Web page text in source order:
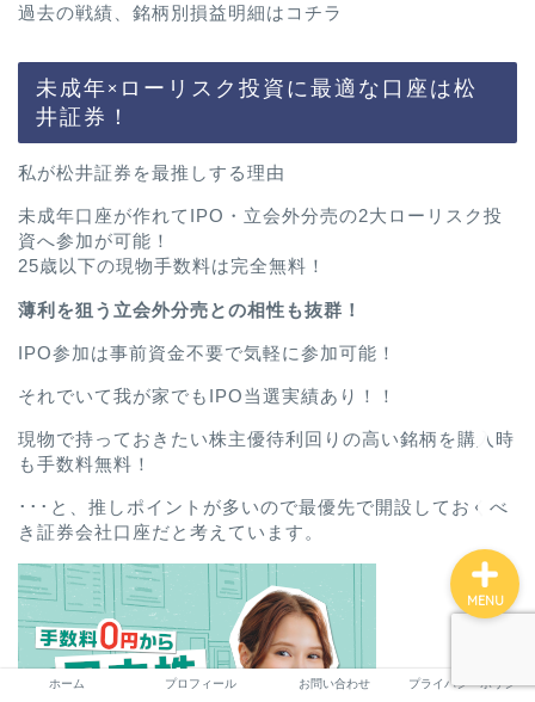
過去の戦績、銘柄別損益明細は コチラ
未成年×ローリスク投資に最適な口座は松
井証券！
私が松井証券を最推しする理由
未成年口座が作れてIPO・立会外分売の2大ローリスク投
資へ参加が可能！
25歳以下の現物手数料は完全無料！
薄利を狙う立会外分売との相性も抜群！
IPO参加は事前資金不要で気軽に参加可能！
それでいて我が家でもIPO当選実績あり！！
現物で持っておきたい株主優待利回りの高い銘柄を購入時
も手数料無料！
･･･と、推しポイントが多いので最優先で開設しておくべ
き証券会社口座だと考えています。
ホーム プロフィール お問い合わせ プライバシーポリシー
MENU
お問い合わせ